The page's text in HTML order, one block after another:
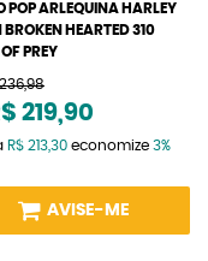
POP ARLEQUINA HARLEY
BROKEN HEARTED 310
PREY
219,90
R$ 213,30 economize 3%
AVISE-ME